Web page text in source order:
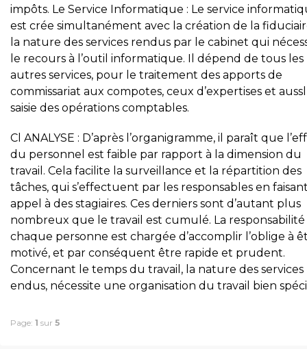
impôts. Le Service Informatique : Le service
est crée simultanément avec la création de la
la nature des services rendus par le cabinet qui
le recours à l’outil informatique. Il dépend de tous les
autres services, pour le traitement des apports de
commissariat aux compotes, ceux d’expertises et
saisie des opérations comptables.
Cl ANALYSE : D’après l’organigramme, il paraît que
du personnel est faible par rapport à la dimension du
travail. Cela facilite la surveillance et la répartition des
tâches, qui s’effectuent par les responsables en
appel à des stagiaires. Ces derniers sont d’autant plus
nombreux que le travail est cumulé. La
chaque personne est chargée d’accomplir l’oblige à
motivé, et par conséquent être rapide et prudent.
Concernant le temps du travail, la nature des services
endus, nécessite une organisation du travail bien
Page: 1 sur 5